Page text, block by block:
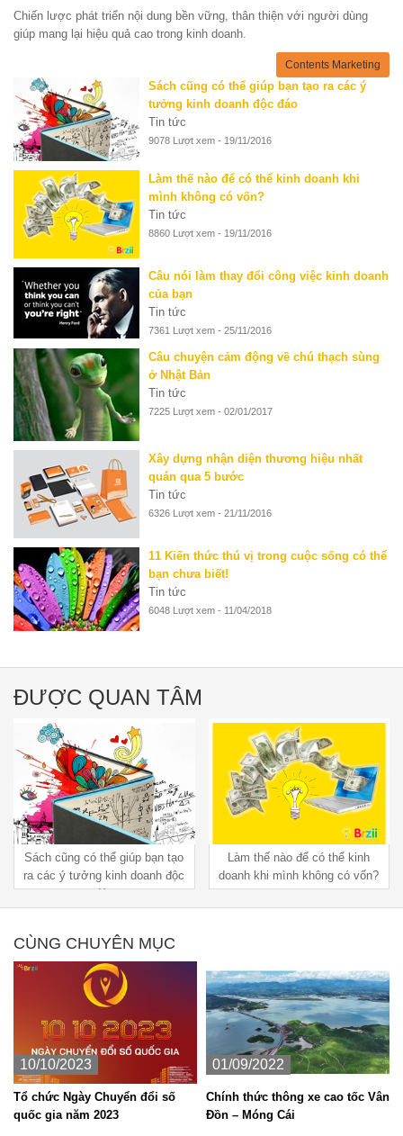
Chiến lược phát triển nội dung bền vững, thân thiện với người dùng
giúp mang lại hiệu quả cao trong kinh doanh.
Contents Marketing
Sách cũng có thể giúp bạn tạo ra các ý
tưởng kinh doanh độc đáo
Tin tức
9078 Lượt xem - 19/11/2016
Làm thế nào để có thể kinh doanh khi
mình không có vốn?
Tin tức
8860 Lượt xem - 19/11/2016
Câu nói làm thay đổi công việc kinh doanh
của bạn
Tin tức
7361 Lượt xem - 25/11/2016
Câu chuyện cảm động về chú thạch sùng
ở Nhật Bản
Tin tức
7225 Lượt xem - 02/01/2017
Xây dựng nhận diện thương hiệu nhất
quán qua 5 bước
Tin tức
6326 Lượt xem - 21/11/2016
11 Kiến thức thú vị trong cuộc sống có thể
bạn chưa biết!
Tin tức
6048 Lượt xem - 11/04/2018
ĐƯỢC QUAN TÂM
Sách cũng có thể giúp bạn tạo
ra các ý tưởng kinh doanh độc
đáo
Làm thế nào để có thể kinh
doanh khi mình không có vốn?
CÙNG CHUYÊN MỤC
10/10/2023
Tổ chức Ngày Chuyển đổi số
quốc gia năm 2023
01/09/2022
Chính thức thông xe cao tốc Vân
Đồn – Móng Cái